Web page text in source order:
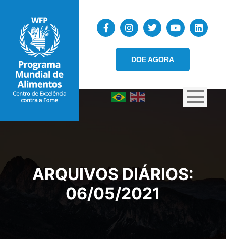
DOE AGORA
ARQUIVOS DIÁRIOS:
06/05/2021